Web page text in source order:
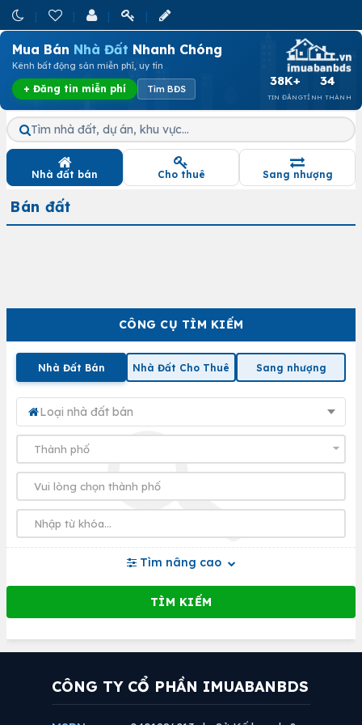
Mua Bán Nhà Đất Nhanh Chóng
Kênh bất động sản miễn phí, uy tín
+ Đăng tin miễn phí Tìm BĐS
38K+
TIN ĐĂNG
34
TỈNH THÀNH
CÔNG CỤ TÌM KIẾM
Nhà Đất Bán Nhà Đất Cho Thuê Sang nhượng
Loại nhà đất bán
Tìm nâng cao
Tìm nhà đất, dự án, khu vực…
Nhà đất bán Cho thuê Sang nhượng
Bán đất
CÔNG TY CỔ PHẦN IMUABANBDS